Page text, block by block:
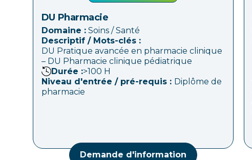
DU Pharmacie
Domaine : Soins / Santé
Descriptif / Mots-clés :
DU Pratique avancée en pharmacie clinique
– DU Pharmacie clinique pédiatrique
Durée :>100 H
Niveau d'entrée / pré-requis : Diplôme de
pharmacie
Demande d'information